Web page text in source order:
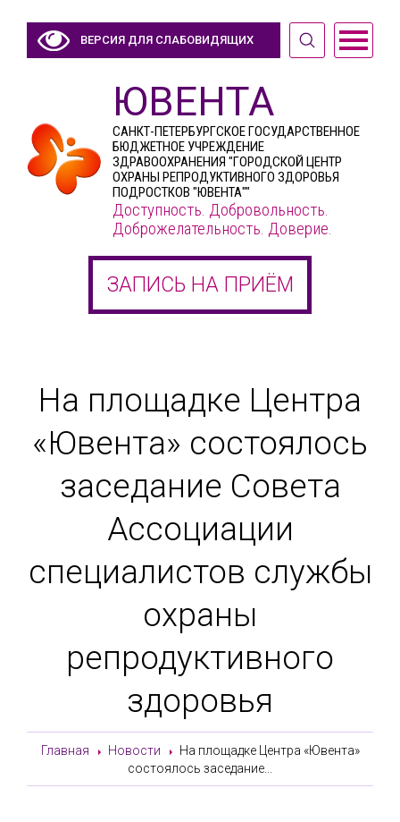
ВЕРСИЯ ДЛЯ СЛАБОВИДЯЩИХ
ЮВЕНТА
САНКТ-ПЕТЕРБУРГСКОЕ ГОСУДАРСТВЕННОЕ
БЮДЖЕТНОЕ УЧРЕЖДЕНИЕ
ЗДРАВООХРАНЕНИЯ "ГОРОДСКОЙ ЦЕНТР
ОХРАНЫ РЕПРОДУКТИВНОГО ЗДОРОВЬЯ
ПОДРОСТКОВ "ЮВЕНТА""
Доступность. Добровольность.
Доброжелательность. Доверие.
ЗАПИСЬ НА ПРИЁМ
На площадке Центра
«Ювента» состоялось
заседание Совета
Ассоциации
специалистов службы
охраны
репродуктивного
здоровья
Главная Новости
На площадке Центра «Ювента»
состоялось заседание...